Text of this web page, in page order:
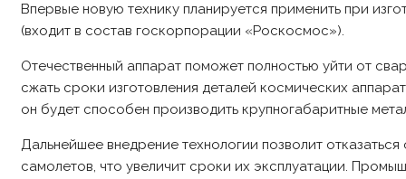
Впервые новую технику планируется применить при
(входит в состав госкорпорации «Роскосмос»).
Отечественный аппарат поможет полностью уйти от
сжать сроки изготовления деталей космических
он будет способен производить крупногабаритные
Дальнейшее внедрение технологии позволит
самолетов, что увеличит сроки их эксплуатации.